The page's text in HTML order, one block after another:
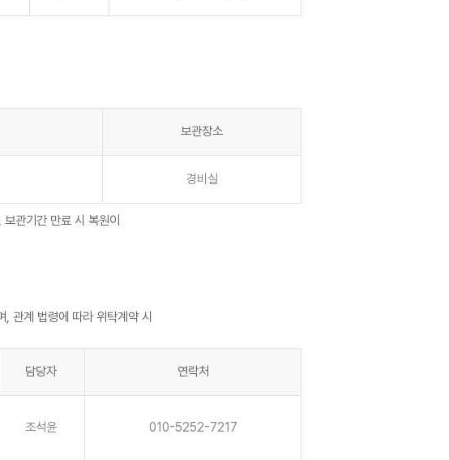
보관장소
경비실
관기간 만료 시 복원이
, 관계 법령에 따라 위탁계약 시
담당자 연락처
조석윤 010-5252-7217